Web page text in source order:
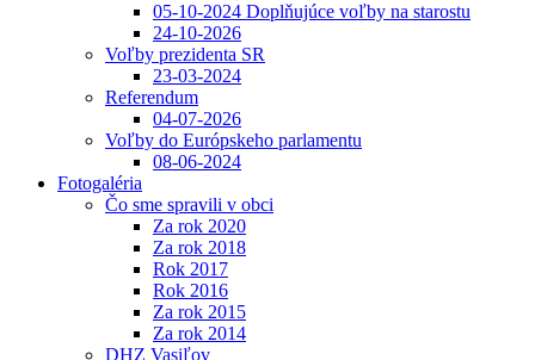
05-10-2024 Doplňujúce voľby na starostu
24-10-2026
Voľby prezidenta SR
23-03-2024
Referendum
04-07-2026
Voľby do Európskeho parlamentu
08-06-2024
Fotogaléria
Čo sme spravili v obci
Za rok 2020
Za rok 2018
Rok 2017
Rok 2016
Za rok 2015
Za rok 2014
DHZ Vasiľov